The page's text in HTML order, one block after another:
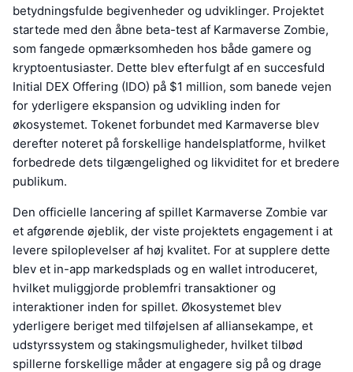
betydningsfulde begivenheder og udviklinger. Projektet
startede med den åbne beta-test af Karmaverse Zombie,
som fangede opmærksomheden hos både gamere og
kryptoentusiaster. Dette blev efterfulgt af en succesfuld
Initial DEX Offering (IDO) på $1 million, som banede vejen
for yderligere ekspansion og udvikling inden for
økosystemet. Tokenet forbundet med Karmaverse blev
derefter noteret på forskellige handelsplatforme, hvilket
forbedrede dets tilgængelighed og likviditet for et bredere
publikum.
Den officielle lancering af spillet Karmaverse Zombie var
et afgørende øjeblik, der viste projektets engagement i at
levere spiloplevelser af høj kvalitet. For at supplere dette
blev et in-app markedsplads og en wallet introduceret,
hvilket muliggjorde problemfri transaktioner og
interaktioner inden for spillet. Økosystemet blev
yderligere beriget med tilføjelsen af alliansekampe, et
udstyrssystem og stakingsmuligheder, hvilket tilbød
spillerne forskellige måder at engagere sig på og drage